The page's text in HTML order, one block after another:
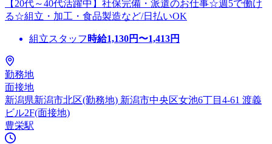
【20代～40代活躍中】社保完備・派遣のお仕事☆週5で働け
る☆組立・加工・食品製造など/日払いOK
組立スタッフ 時給1,130円〜1,413円
勤務地
面接地
新潟県新潟市北区(勤務地) 新潟市中央区女池6丁目4-61 渡義
ビル2F(面接地)
豊栄駅